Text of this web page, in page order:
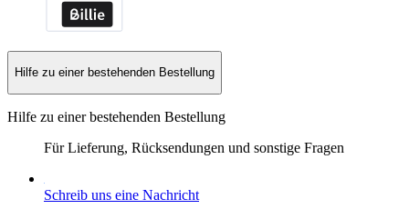
Hilfe zu einer bestehenden Bestellung
Hilfe zu einer bestehenden Bestellung
Für Lieferung, Rücksendungen und sonstige Fragen
Schreib uns eine Nachricht